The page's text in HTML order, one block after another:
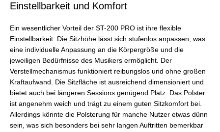
Einstellbarkeit und Komfort
Ein wesentlicher Vorteil der ST-200 PRO ist ihre flexible
Einstellbarkeit. Die Sitzhöhe lässt sich stufenlos anpassen, was
eine individuelle Anpassung an die Körpergröße und die
jeweiligen Bedürfnisse des Musikers ermöglicht. Der
Verstellmechanismus funktioniert reibungslos und ohne großen
Kraftaufwand. Die Sitzfläche ist ausreichend dimensioniert und
bietet auch bei längeren Sessions genügend Platz. Das Polster
ist angenehm weich und trägt zu einem guten Sitzkomfort bei.
Allerdings könnte die Polsterung für manche Nutzer etwas dünn
sein, was sich besonders bei sehr langen Auftritten bemerkbar